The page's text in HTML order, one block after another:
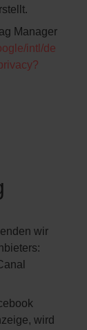
Manager
/intl /de
?
wir
wird